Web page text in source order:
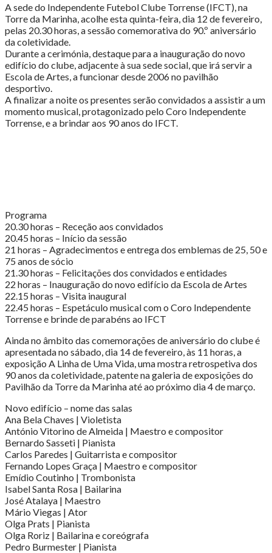
Torrense
comemora
90.º
aniversário"
A sede do Independente Futebol Clube Torrense (IFCT), na
Torre da Marinha, acolhe esta quinta-feira, dia 12 de fevereiro,
pelas 20.30 horas, a sessão comemorativa do 90.º aniversário
da coletividade.
Durante a cerimónia, destaque para a inauguração do novo
edifício do clube, adjacente à sua sede social, que irá servir a
Escola de Artes, a funcionar desde 2006 no pavilhão
desportivo.
A finalizar a noite os presentes serão convidados a assistir a um
momento musical, protagonizado pelo Coro Independente
Torrense, e a brindar aos 90 anos do IFCT.
Programa
20.30 horas – Receção aos convidados
20.45 horas – Início da sessão
21 horas – Agradecimentos e entrega dos emblemas de 25, 50 e
75 anos de sócio
21.30 horas – Felicitações dos convidados e entidades
22 horas – Inauguração do novo edifício da Escola de Artes
22.15 horas – Visita inaugural
22.45 horas – Espetáculo musical com o Coro Independente
Torrense e brinde de parabéns ao IFCT
Ainda no âmbito das comemorações de aniversário do clube é
apresentada no sábado, dia 14 de fevereiro, às 11 horas, a
exposição A Linha de Uma Vida, uma mostra retrospetiva dos
90 anos da coletividade, patente na galeria de exposições do
Pavilhão da Torre da Marinha até ao próximo dia 4 de março.
Novo edifício – nome das salas
Ana Bela Chaves | Violetista
António Vitorino de Almeida | Maestro e compositor
Bernardo Sasseti | Pianista
Carlos Paredes | Guitarrista e compositor
Fernando Lopes Graça | Maestro e compositor
Emídio Coutinho | Trombonista
Isabel Santa Rosa | Bailarina
José Atalaya | Maestro
Mário Viegas | Ator
Olga Prats | Pianista
Olga Roriz | Bailarina e coreógrafa
Pedro Burmester | Pianista